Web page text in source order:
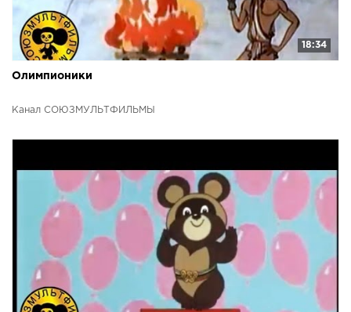
18:34
Олимпионики
Канал СОЮЗМУЛЬТФИЛЬМЫ